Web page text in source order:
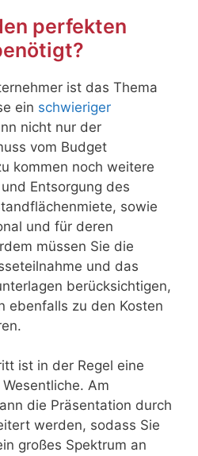
perfekten
ist das Thema
ein schwieriger
nicht nur der
vom Budget
kommen noch weitere
Entsorgung des
sowie
und für deren
müssen Sie die
und das
berücksichtigen,
ebenfalls zu den Kosten
ist in der Regel eine
Am
die Präsentation durch
werden, sodass Sie
großes Spektrum an